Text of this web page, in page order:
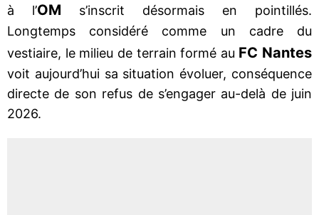
à l’OM s’inscrit désormais en pointillés.
Longtemps considéré comme un cadre du
vestiaire, le milieu de terrain formé au FC Nantes
voit aujourd’hui sa situation évoluer, conséquence
directe de son refus de s’engager au-delà de juin
2026.